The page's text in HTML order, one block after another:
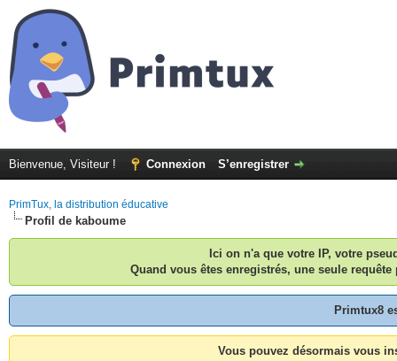
Bienvenue, Visiteur ! Connexion S’enregistrer
PrimTux, la distribution éducative
Profil de kaboume
Ici on n'a que votre IP, votre
Quand vous êtes enregistrés, une seule
Primtux8
Vous pouvez désormais vous